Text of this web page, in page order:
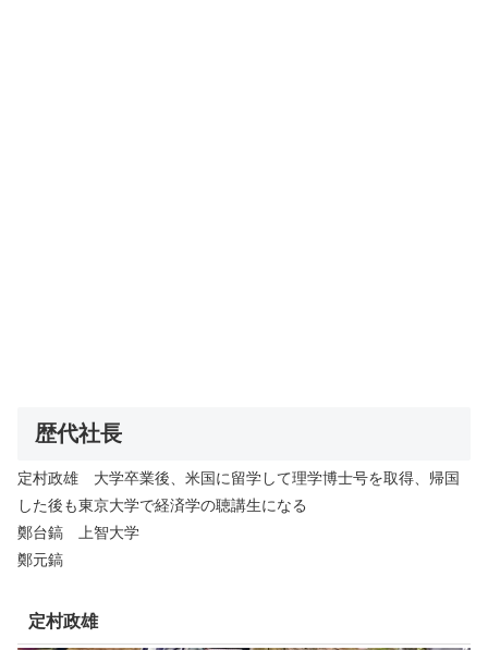
歴代社長
定村政雄 大学卒業後、米国に留学して理学博士号を取得、帰国
した後も東京大学で経済学の聴講生になる
鄭台鎬 上智大学
鄭元鎬
定村政雄